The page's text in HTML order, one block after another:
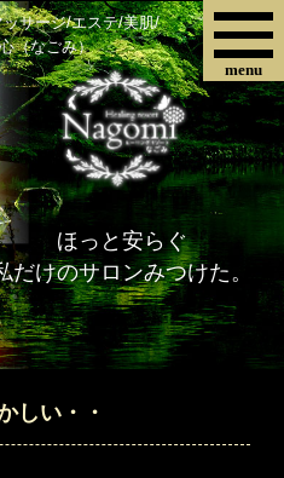
サージ/エステ/美肌/
（なごみ）
menu
ほっと安らぐ
だけのサロンみつけた。
しい・・